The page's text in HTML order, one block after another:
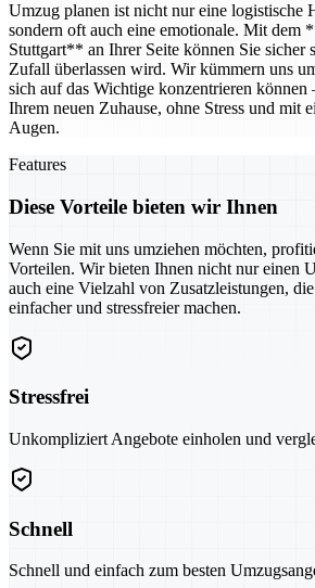
Umzug planen ist nicht nur eine logistische
sondern oft auch eine emotionale. Mit dem
Stuttgart** an Ihrer Seite können Sie sicher
Zufall überlassen wird. Wir kümmern uns
sich auf das Wichtige konzentrieren können
Ihrem neuen Zuhause, ohne Stress und mit
Augen.
Features
Diese Vorteile bieten wir Ihnen
Wenn Sie mit uns umziehen möchten,
Vorteilen. Wir bieten Ihnen nicht nur einen
auch eine Vielzahl von Zusatzleistungen,
einfacher und stressfreier machen.
Stressfrei
Unkompliziert Angebote einholen und
Schnell
Schnell und einfach zum besten